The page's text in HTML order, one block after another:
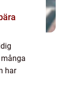
har